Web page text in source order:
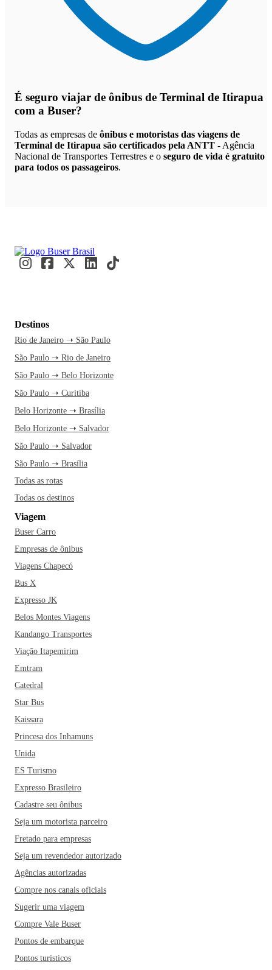
É seguro viajar de ônibus de Terminal de Itirapua
com a Buser?
Todas as empresas de ônibus e motoristas das viagens de
Terminal de Itirapua são certificados pela ANTT - Agência
Nacional de Transportes Terrestres e o seguro de vida é gratuito
para todos os passageiros.
Destinos
Rio de Janeiro ➝ São Paulo
São Paulo ➝ Rio de Janeiro
São Paulo ➝ Belo Horizonte
São Paulo ➝ Curitiba
Belo Horizonte ➝ Brasília
Belo Horizonte ➝ Salvador
São Paulo ➝ Salvador
São Paulo ➝ Brasília
Todas as rotas
Todas os destinos
Viagem
Buser Carro
Empresas de ônibus
Viagens Chapecó
Bus X
Expresso JK
Belos Montes Viagens
Kandango Transportes
Viação Itapemirim
Emtram
Catedral
Star Bus
Kaissara
Princesa dos Inhamuns
Unida
ES Turismo
Expresso Brasileiro
Cadastre seu ônibus
Seja um motorista parceiro
Fretado para empresas
Seja um revendedor autorizado
Agências autorizadas
Compre nos canais oficiais
Sugerir uma viagem
Compre Vale Buser
Pontos de embarque
Pontos turísticos